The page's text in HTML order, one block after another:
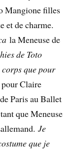
Mangione filles
et de charme.
la Meneuse de
de Toto
que pour
Claire
Paris au Ballet
que Meneuse
Je
que je